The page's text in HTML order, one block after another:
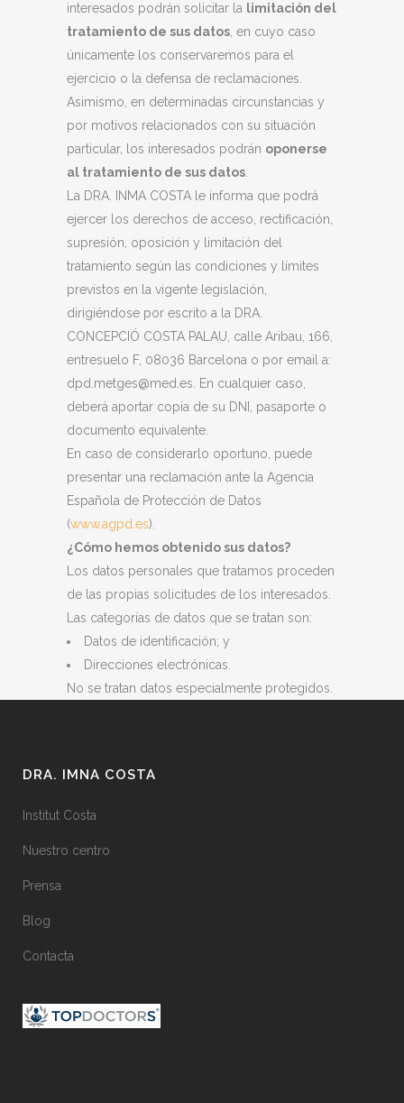
interesados podrán solicitar la limitación del
tratamiento de sus datos , en cuyo caso
únicamente los conservaremos para el
ejercicio o la defensa de reclamaciones.
Asimismo, en determinadas circunstancias y
por motivos relacionados con su situación
particular, los interesados podrán oponerse
al tratamiento de sus datos
La DRA. INMA COSTA le informa que podrá
ejercer los derechos de acceso, rectificación,
supresión, oposición y limitación del
tratamiento según las condiciones y límites
previstos en la vigente legislación,
dirigiéndose por escrito a la DRA.
CONCEPCIÓ COSTA PALAU, calle Aribau, 166,
entresuelo F, 08036 Barcelona o por email a:
dpd.metges@med.es. En cualquier caso,
deberá aportar copia de su DNI, pasaporte o
documento equivalente.
En caso de considerarlo oportuno, puede
presentar una reclamación ante la Agencia
Española de Protección de Datos
(www.agpd.es).
¿Cómo hemos obtenido sus datos?
Los datos personales que tratamos proceden
de las propias solicitudes de los interesados.
Las categorías de datos que se tratan son:
Datos de identificación; y
Direcciones electrónicas.
No se tratan datos especialmente protegidos.
DRA. IMNA COSTA
Institut Costa
Nuestro centro
Prensa
Blog
Contacta